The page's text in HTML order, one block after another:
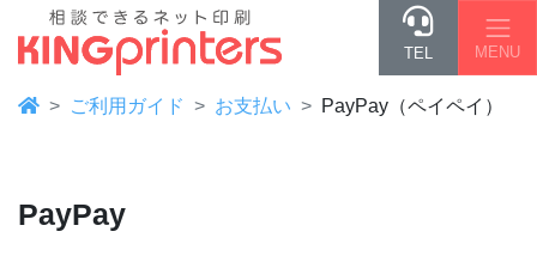
TEL MENU
ご利用ガイド お支払い PayPay（ペイペイ）
PayPay